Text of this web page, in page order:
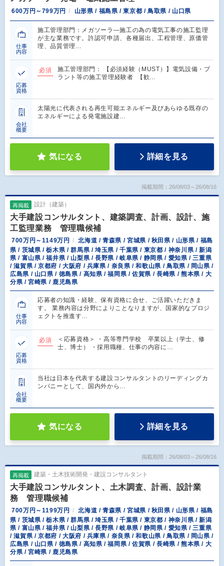
600万円～799万円 山形県 / 福島県 / 東京都 / 鳥取県 / 山口県
仕事
内容
施工管理部門：メガソーラ―施工の為の電気工事の施工監理
が主な業務です。許認可申請、各種届出、工程管理、原価管
理、品質管理…
応募
資格
必須
施工管理部門： 【必須経験（MUST）】電気設備・プ
ラント等の施工管理経験者 【歓…
会社
概要
太陽光に代表される再生可能エネルギー及びあらゆる既存の
エネルギーによる発電施設建…
気になる 詳細を見る
掲載期間：26/08/03～26/08/16
再掲載 設計（建築）
大手建設コンサルタント、建築調査、計画、設計、施
工監理業務 管理職候補
700万円～1149万円
北海道 / 青森県 / 宮城県 / 秋田県 / 山形県 / 福島
県 / 茨城県 / 栃木県 / 群馬県 / 埼玉県 / 千葉県 / 東京都 / 神奈川県 / 新潟
県 / 富山県 / 福井県 / 山梨県 / 長野県 / 岐阜県 / 静岡県 / 愛知県 / 三重県
/ 滋賀県 / 京都府 / 大阪府 / 兵庫県 / 奈良県 / 和歌山県 / 鳥取県 / 岡山県 /
広島県 / 山口県 / 徳島県 / 高知県 / 福岡県 / 佐賀県 / 長崎県 / 熊本県 / 大
分県 / 宮崎県 / 鹿児島県
仕事
内容
応募者の知識・経験、保有資格に合せ、ご活躍いただきま
す。 業務内容は分野によりことなりますが、国家的なプロジ
ェクトを推進す…
応募
資格
必須
＜応募資格＞ ・高等専門学校 卒業以上（学士、修
士、博士） ・採用職種、仕事の内容に…
会社
概要
当社は日本を代表する建設コンサルタントのリーディングカ
ンパニーとして、国内外から…
気になる 詳細を見る
掲載期間：26/08/03～26/08/16
再掲載 建築・土木技術開発・建設コンサルタント
大手建設コンサルタント、土木調査、計画、設計業
務 管理職候補
700万円～1199万円
北海道 / 青森県 / 宮城県 / 秋田県 / 山形県 / 福島
県 / 茨城県 / 栃木県 / 群馬県 / 埼玉県 / 千葉県 / 東京都 / 神奈川県 / 新潟
県 / 富山県 / 福井県 / 山梨県 / 長野県 / 岐阜県 / 静岡県 / 愛知県 / 三重県
/ 滋賀県 / 京都府 / 大阪府 / 兵庫県 / 奈良県 / 和歌山県 / 鳥取県 / 岡山県 /
広島県 / 山口県 / 徳島県 / 高知県 / 福岡県 / 佐賀県 / 長崎県 / 熊本県 / 大
分県 / 宮崎県 / 鹿児島県